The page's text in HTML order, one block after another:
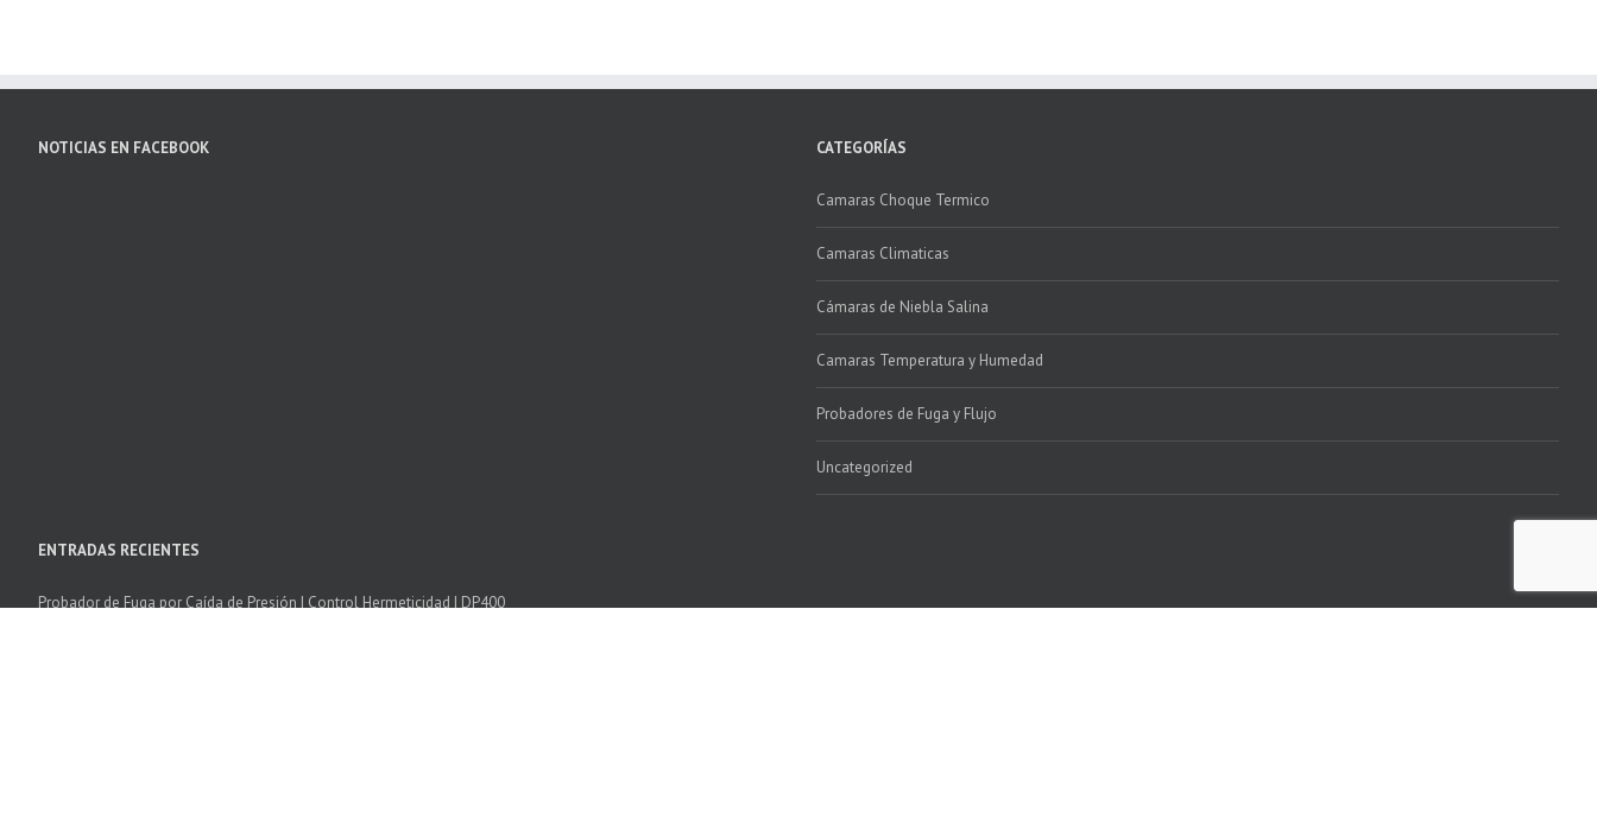
NOTICIAS EN FACEBOOK CATEGORÍAS
Camaras Choque Termico
Camaras Climaticas
Cámaras de Niebla Salina
Camaras Temperatura y Humedad
Probadores de Fuga y Flujo
Uncategorized
ENTRADAS RECIENTES
Probador de Fuga por Caída de Presión | Control Hermeticidad | DP400